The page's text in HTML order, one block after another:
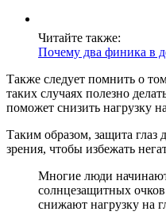
Читайте также:
Почему два финика в
Также следует помнить о
таких случаях полезно
поможет снизить нагрузку
Таким образом, защита
зрения, чтобы избежать
Многие люди начинают
солнцезащитных
снижают нагрузку на